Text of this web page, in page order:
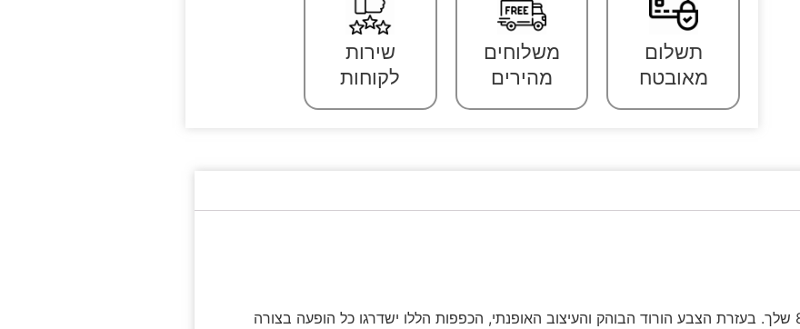
תשלום
מאובטח
משלוחים
מהירים
שירות
לקוחות
הכפפות ברשת ורוד ניאון הן תוספת מושלמת לתחפושת שנות ה-80 שלך. בעזרת הצבע הורוד הבוהק והעיצוב האופנתי, הכפפות הללו ישדרגו כל הופעה בצורה